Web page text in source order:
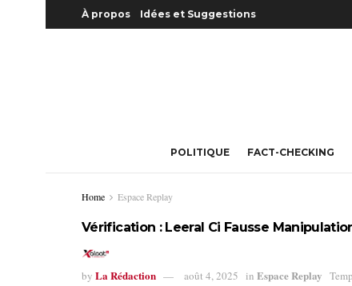
À propos Idées et Suggestions
POLITIQUE FACT-CHECKING
Home Espace Replay
Vérification : Leeral Ci Fausse
by La Rédaction août 4, 2025 in Espace Replay